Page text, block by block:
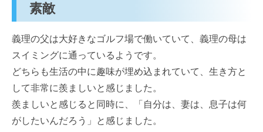
素敵
義理の父は大好きなゴルフ場で働いていて、義理の母は
スイミングに通っているようです。
どちらも生活の中に趣味が埋め込まれていて、生き方と
して非常に羨ましいと感じました。
羨ましいと感じると同時に、「自分は、妻は、息子は何
がしたいんだろう」と感じました。